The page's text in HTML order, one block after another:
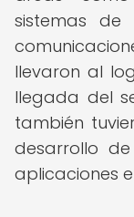
sistemas
llevaron al
llegada del
también
desarrollo
aplicaciones